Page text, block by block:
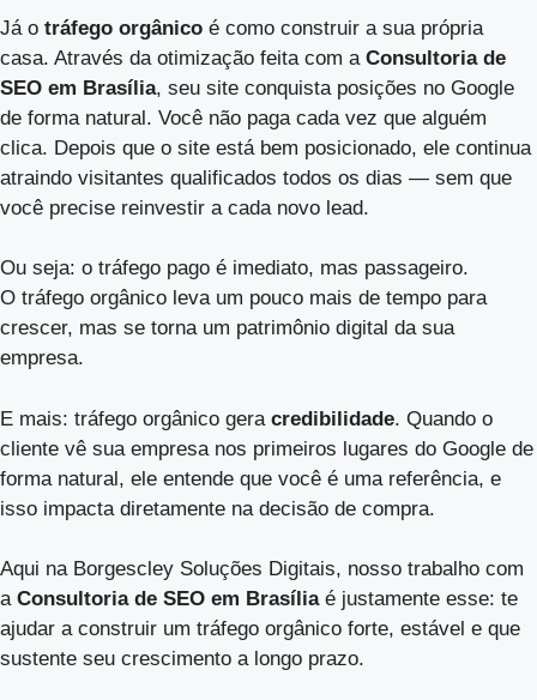
Já o tráfego orgânico é como construir a sua própria
casa. Através da otimização feita com a Consultoria de
SEO em Brasília, seu site conquista posições no Google
de forma natural. Você não paga cada vez que alguém
clica. Depois que o site está bem posicionado, ele continua
atraindo visitantes qualificados todos os dias — sem que
você precise reinvestir a cada novo lead.
Ou seja: o tráfego pago é imediato, mas passageiro.
O tráfego orgânico leva um pouco mais de tempo para
crescer, mas se torna um patrimônio digital da sua
empresa.
E mais: tráfego orgânico gera credibilidade. Quando o
cliente vê sua empresa nos primeiros lugares do Google de
forma natural, ele entende que você é uma referência, e
isso impacta diretamente na decisão de compra.
Aqui na Borgescley Soluções Digitais, nosso trabalho com
a Consultoria de SEO em Brasíliaé justamente esse: te
ajudar a construir um tráfego orgânico forte, estável e que
sustente seu crescimento a longo prazo.